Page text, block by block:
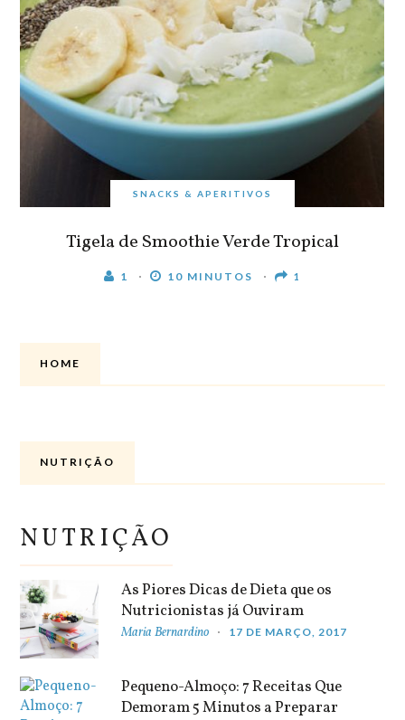
SNACKS & APERITIVOS
Tigela de Smoothie Verde Tropical
1 10 MINUTOS 1
HOME
NUTRIÇÃO
NUTRIÇÃO
As Piores Dicas de Dieta que os
Nutricionistas já Ouviram
Maria Bernardino 17 DE MARÇO, 2017
Pequeno-Almoço: 7 Receitas Que
Demoram 5 Minutos a Preparar